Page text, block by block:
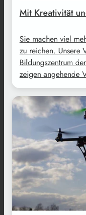
Mit Kreativität
Sie machen viel
zu reichen. Unsere
Bildungszentrum
zeigen angehende